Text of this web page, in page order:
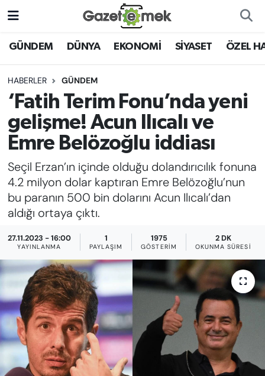
GÜNDEM DÜNYA EKONOMİ SİYASET ÖZEL
HABERLER GÜNDEM
‘Fatih Terim Fonu’nda yeni
gelişme! Acun Ilıcalı ve
Emre Belözoğlu iddiası
Seçil Erzan’ın içinde olduğu dolandırıcılık fonuna
4.2 milyon dolar kaptıran Emre Belözoğlu’nun
bu paranın 500 bin dolarını Acun Ilıcalı’dan
aldığı ortaya çıktı.
27.11.2023 - 16:00
YAYINLANMA
1
PAYLAŞIM
1975
GÖSTERIM
2 DK
OKUNMA SÜRESI
DÜNYA
EKONOMİ
EMEK HABERLERİ
YENİ MEDYADA EMEK
GAZETECİLİĞİNİ GELİŞTİRMEK
FAYDALI BİLGİLER
GÜNDEM
EĞİTİM
KADIN
SAĞLIK
SPOR
KÜLTÜR-SANAT
Nöbetçi Eczaneler
Hava Durumu
İstanbul Namaz Vakitleri
Trafik Durumu
Süper Lig Puan Durumu ve Fikstür
Tüm Manşetler